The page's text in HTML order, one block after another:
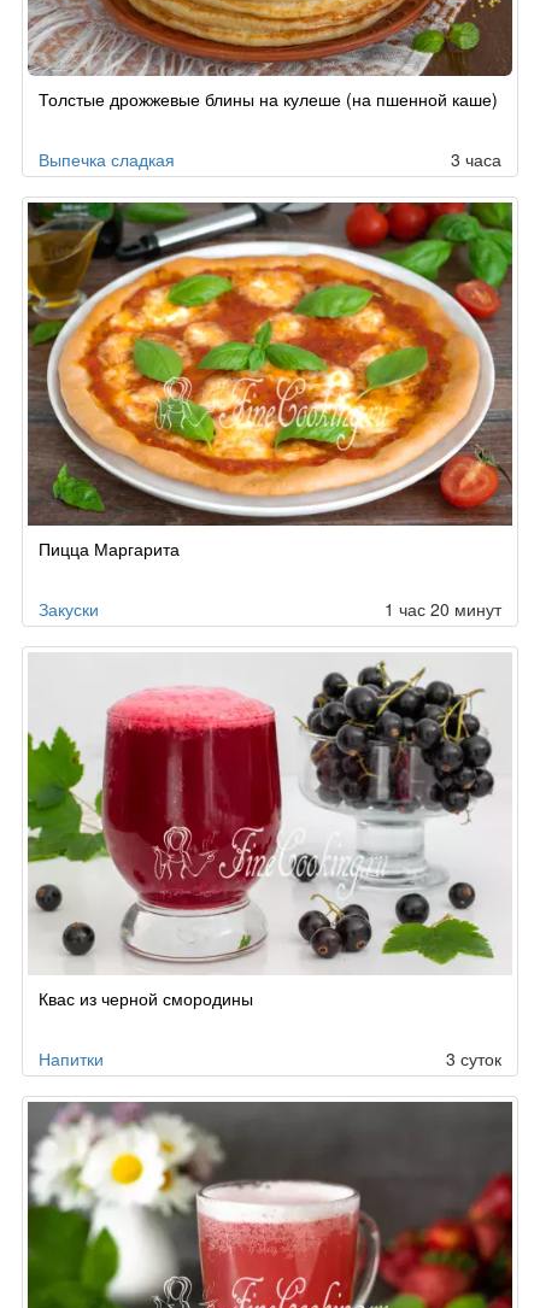
по
Толстые дрожжевые блины на кулеше (на пшенной каше)
Выпечка сладкая 3 часа
Пицца Маргарита
Закуски 1 час 20 минут
Квас из черной смородины
Напитки 3 суток